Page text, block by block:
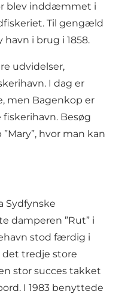
blev inddæmmet i
Til gengæld
i brug i 1858.
udvidelser,
I dag er
men Bagenkop er
Besøg
hvor man kan
Sydfynske
damperen ”Rut” i
stod færdig i
det tredje store
stor succes takket
I 1983 benyttede